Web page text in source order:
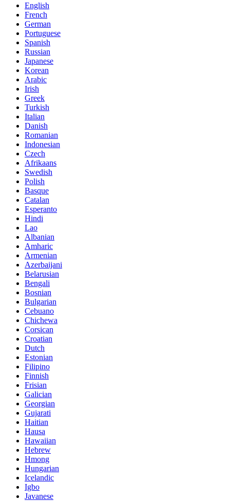
English
French
German
Portuguese
Spanish
Russian
Japanese
Korean
Arabic
Irish
Greek
Turkish
Italian
Danish
Romanian
Indonesian
Czech
Afrikaans
Swedish
Polish
Basque
Catalan
Esperanto
Hindi
Lao
Albanian
Amharic
Armenian
Azerbaijani
Belarusian
Bengali
Bosnian
Bulgarian
Cebuano
Chichewa
Corsican
Croatian
Dutch
Estonian
Filipino
Finnish
Frisian
Galician
Georgian
Gujarati
Haitian
Hausa
Hawaiian
Hebrew
Hmong
Hungarian
Icelandic
Igbo
Javanese